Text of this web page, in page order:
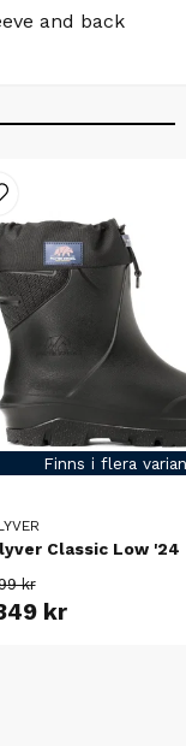
and back
Finns i flera
Classic Low '24
kr
kr